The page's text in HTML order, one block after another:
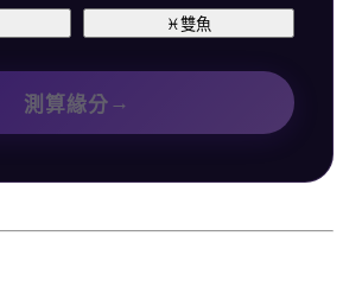
♓雙魚
測算緣分 →